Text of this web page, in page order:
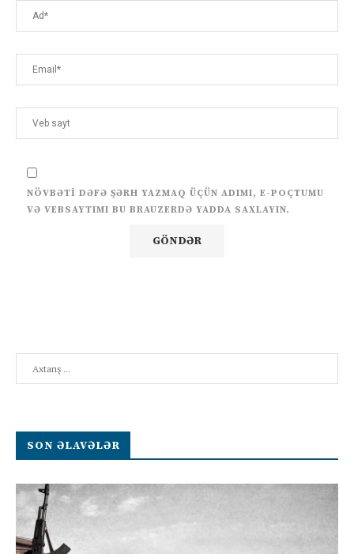
NÖVBƏTI DƏFƏ ŞƏRH YAZMAQ ÜÇÜN ADIMI, E-POÇTUMU
VƏ VEBSAYTIMI BU BRAUZERDƏ YADDA SAXLAYIN.
SON ƏLAVƏLƏR